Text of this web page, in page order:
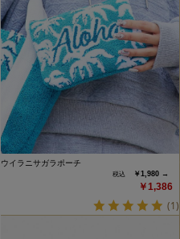
ウイラニサガラポーチ
￥1,980 →
￥1,386
(1)